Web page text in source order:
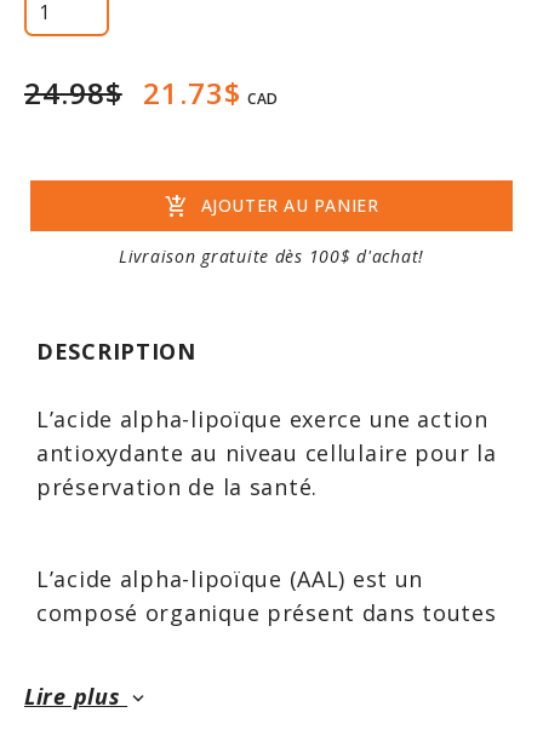
24.98$ 21.73$ CAD
add_shopping_cart AJOUTER AU PANIER
Livraison gratuite dès 100$ d'achat!
DESCRIPTION
L’acide alpha-lipoïque exerce une action
antioxydante au niveau cellulaire pour la
préservation de la santé.
L’acide alpha-lipoïque (AAL) est un
composé organique présent dans toutes
coenzyme dans les mitochondries des
cellules pour la production d’énergie.
Lire plus keyboard_arrow_down